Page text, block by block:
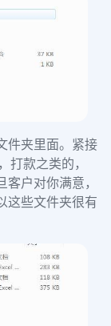
件夹里面。紧接
，打款之类的，
户对你满意，
这些文件夹很有